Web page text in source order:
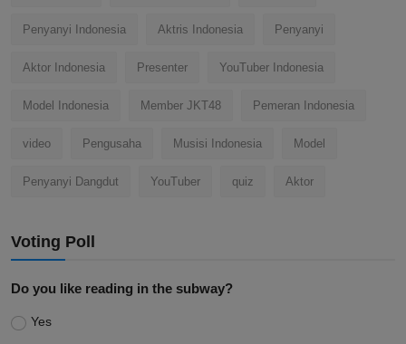
Penyanyi Indonesia Aktris Indonesia Penyanyi
Aktor Indonesia Presenter YouTuber Indonesia
Model Indonesia Member JKT48 Pemeran Indonesia
video Pengusaha Musisi Indonesia Model
Penyanyi Dangdut YouTuber quiz Aktor
Voting Poll
Do you like reading in the subway?
Yes